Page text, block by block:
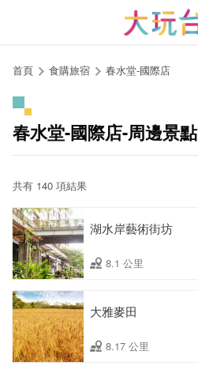
首頁 食購旅宿 春水堂-國際店
春水堂-國際店-周邊景點
共有 140 項結果
湖水岸藝術街坊
8.1 公里
大雅麥田
8.17 公里